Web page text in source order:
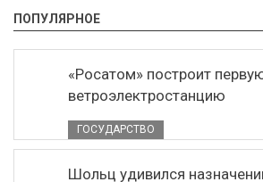
ПОПУЛЯРНОЕ
«Росатом» построит
ветроэлектростанцию
ГОСУДАРСТВО
Шольц удивился